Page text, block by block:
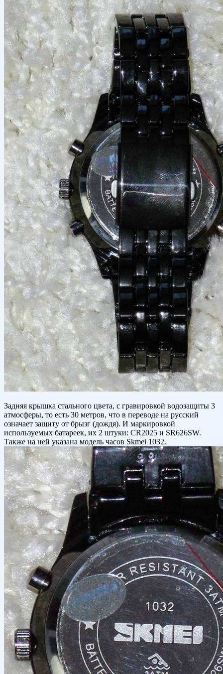
Задняя крышка стального цвета, с гравировкой водозащиты 3
атмосферы, то есть 30 метров, что в переводе на русский
означает защиту от брызг (дождя). И маркировкой
используемых батареек, их 2 штуки: CR2025 и SR626SW.
Также на ней указана модель часов Skmei 1032.